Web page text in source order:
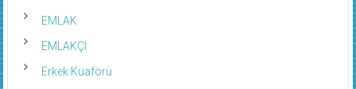
EMLAK
EMLAKÇI
Erkek Kuaförü